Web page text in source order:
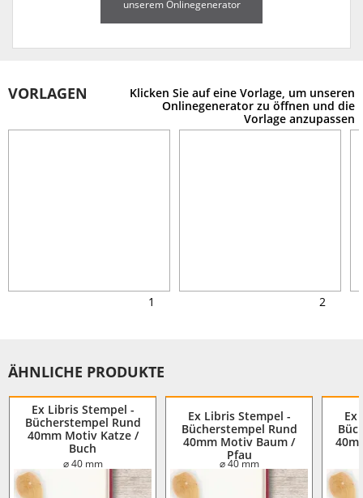
unserem Onlinegenerator
VORLAGEN
Klicken Sie auf eine Vorlage, um unseren
Onlinegenerator zu öffnen und die
Vorlage anzupassen
1 2
ÄHNLICHE PRODUKTE
Ex Libris Stempel -
Bücherstempel Rund
40mm Motiv Katze /
Buch
⌀ 40 mm
Ex Libris Stempel -
Bücherstempel Rund
40mm Motiv Baum /
Pfau
⌀ 40 mm
Ex